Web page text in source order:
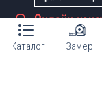
Каталог Замер
От 5200 грн.
Нужны
Онлайн